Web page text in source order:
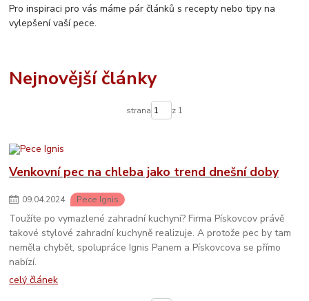
Pro inspiraci pro vás máme pár článků s recepty nebo tipy na
vylepšení vaší pece.
Nejnovější články
strana z 1
Venkovní pec na chleba jako trend dnešní doby
09.04.2024 Pece Ignis
Toužíte po vymazlené zahradní kuchyni? Firma Pískovcov právě
takové stylové zahradní kuchyně realizuje. A protože pec by tam
neměla chybět, spolupráce Ignis Panem a Pískovcova se přímo
nabízí.
celý článek